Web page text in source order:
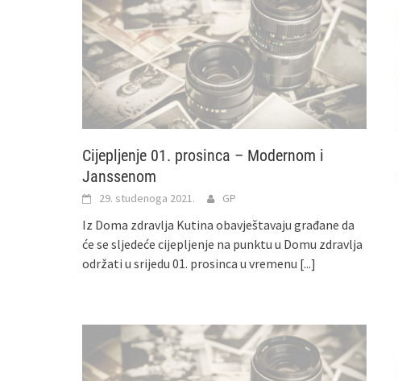
Cijepljenje 01. prosinca – Modernom i
Janssenom
29. studenoga 2021. GP
Iz Doma zdravlja Kutina obavještavaju građane da
će se sljedeće cijepljenje na punktu u Domu zdravlja
održati u srijedu 01. prosinca u vremenu [...]